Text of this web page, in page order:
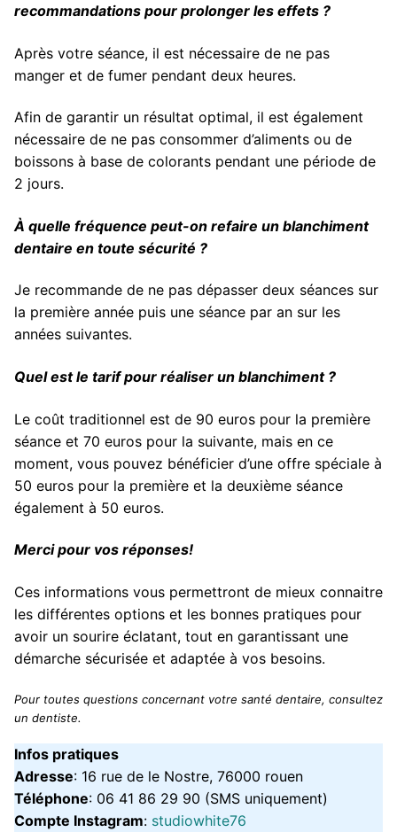
recommandations pour prolonger les effets ?
Après votre séance, il est nécessaire de ne pas
manger et de fumer pendant deux heures.
Afin de garantir un résultat optimal, il est également
nécessaire de ne pas consommer d’aliments ou de
boissons à base de colorants pendant une période de
2 jours.
À quelle fréquence peut-on refaire un blanchiment
dentaire en toute sécurité ?
Je recommande de ne pas dépasser deux séances sur
la première année puis une séance par an sur les
années suivantes.
Quel est le tarif pour réaliser un blanchiment ?
Le coût traditionnel est de 90 euros pour la première
séance et 70 euros pour la suivante, mais en ce
moment, vous pouvez bénéficier d’une offre spéciale à
50 euros pour la première et la deuxième séance
également à 50 euros.
Merci pour vos réponses!
Ces informations vous permettront de mieux connaitre
les différentes options et les bonnes pratiques pour
avoir un sourire éclatant, tout en garantissant une
démarche sécurisée et adaptée à vos besoins.
Pour toutes questions concernant votre santé dentaire, consultez
un dentiste.
Infos pratiques
Adresse: 16 rue de le Nostre, 76000 rouen
Téléphone: 06 41 86 29 90 (SMS uniquement)
Compte Instagram: studiowhite76